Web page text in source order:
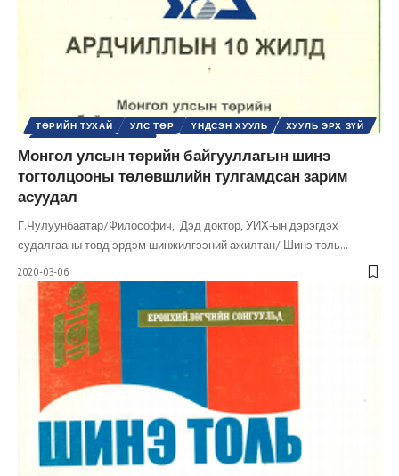
ТӨРИЙН ТУХАЙ УЛС ТӨР ҮНДСЭН ХУУЛЬ
ХУУЛЬ ЭРХ ЗҮЙ
Монгол улсын төрийн байгууллагын шинэ
тогтолцооны төлөвшлийн тулгамдсан зарим
асуудал
Г.Чулуунбаатар/Философич, Дэд доктор, УИХ-ын дэрэгдэх
судалгааны төвд эрдэм шинжилгээний ажилтан/ Шинэ толь…
2020-03-06